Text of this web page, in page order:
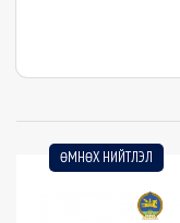
ӨМНӨХ НИЙТЛЭЛ